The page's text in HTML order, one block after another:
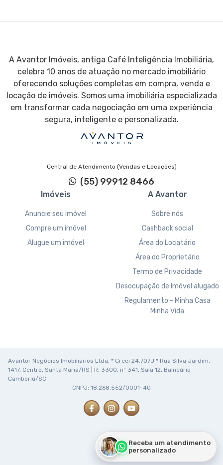
A Avantor Imóveis, antiga Café Inteligência Imobiliária,
celebra 10 anos de atuação no mercado imobiliário
oferecendo soluções completas em compra, venda e
locação de imóveis. Somos uma imobiliária especializada
em transformar cada negociação em uma experiência
segura, inteligente e personalizada.
Central de Atendimento (Vendas e Locações)
(55) 99912 8466
Imóveis
Anuncie seu imóvel
Compre um imóvel
Alugue um imóvel
A Avantor
Sobre nós
Cashback social
Área do Locatário
Área do Proprietário
Termo de Privacidade
Desocupação de Imóvel alugado
Regulamento - Minha Casa
Minha Vida
Avantor Negócios Imobiliários Ltda. * Creci 24.707J * Rua Silva Jardim,
1417, Centro, Santa Maria/RS | R. 3300, nº 341, Sala 12, Balneário
Camboriú/SC
CNPJ: 18.268.552/0001-40
Receba um atendimento
personalizado